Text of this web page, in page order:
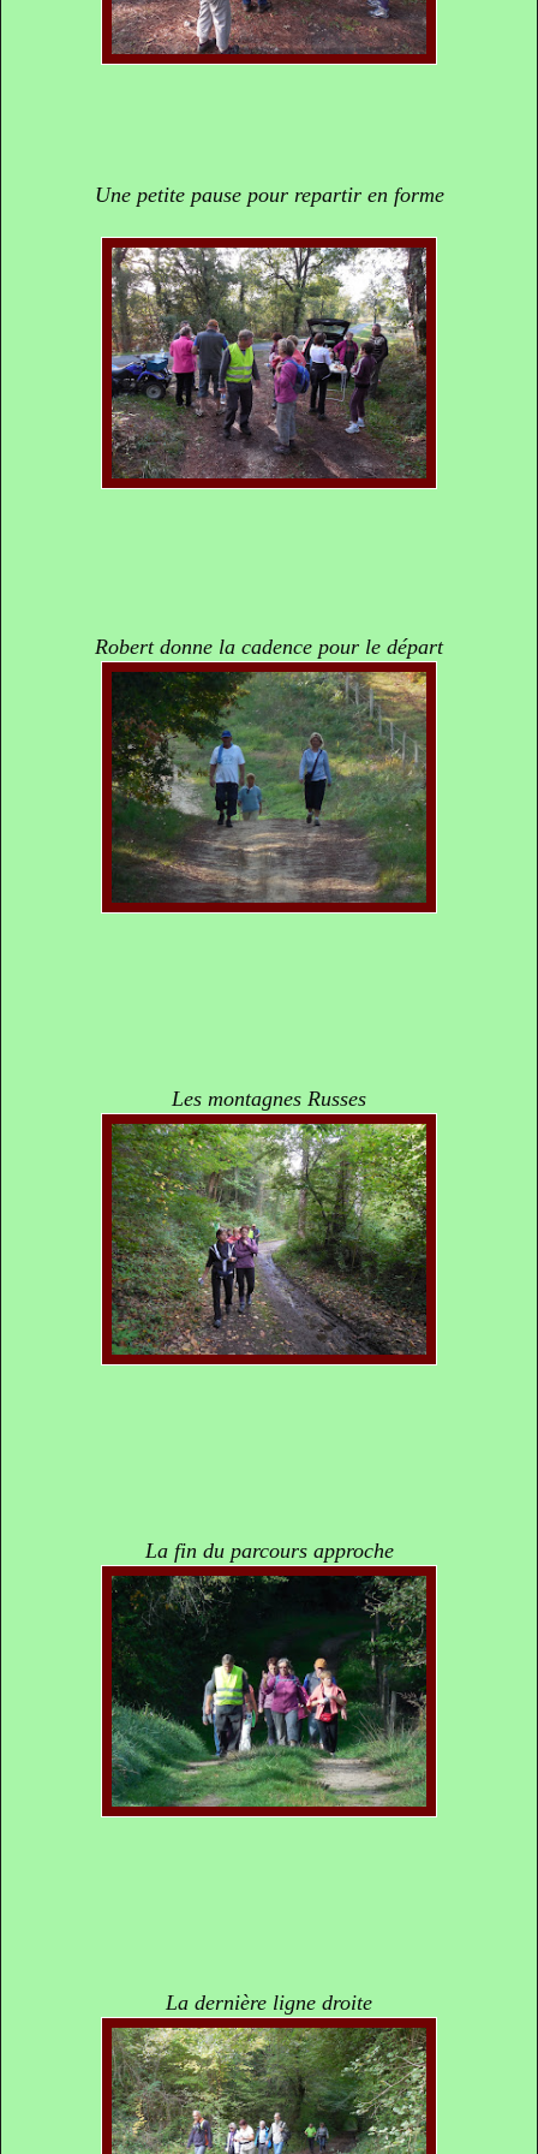
Une petite pause pour repartir en forme
Robert donne la cadence pour le départ
Les montagnes Russes
La fin du parcours approche
La dernière ligne droite